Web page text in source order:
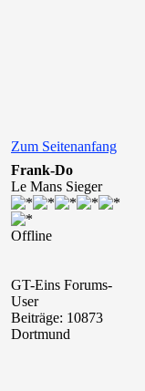
Zum Seitenanfang
Frank-Do
Le Mans Sieger
Offline
GT-Eins Forums-
User
Beiträge: 10873
Dortmund